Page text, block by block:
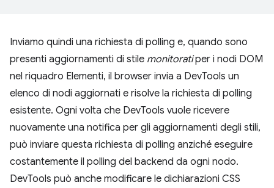
Inviamo quindi una richiesta di polling e, quando sono
presenti aggiornamenti di stile monitoratiper i nodi DOM
nel riquadro Elementi, il browser invia a DevTools un
elenco di nodi aggiornati e risolve la richiesta di polling
esistente. Ogni volta che DevTools vuole ricevere
nuovamente una notifica per gli aggiornamenti degli stili,
può inviare questa richiesta di polling anziché eseguire
costantemente il polling del backend da ogni nodo.
DevTools può anche modificare le dichiarazioni CSS